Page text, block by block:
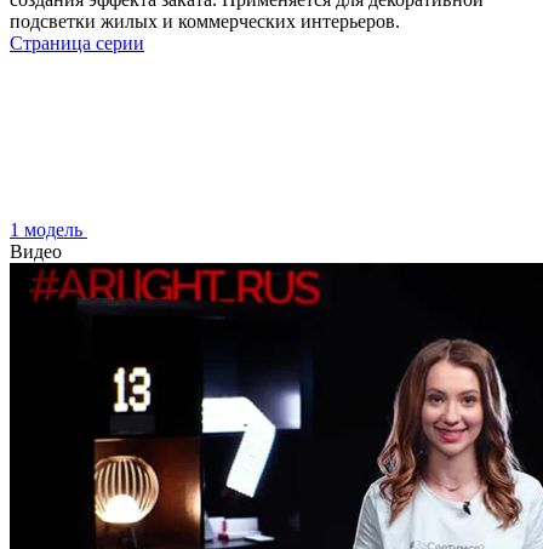
подсветки жилых и коммерческих интерьеров.
Страница серии
1 модель
Видео